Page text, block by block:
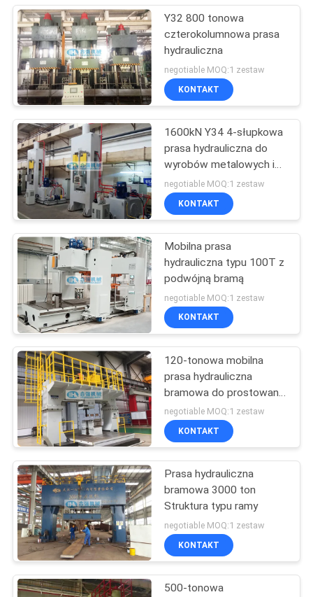
Maszyna do gięcia
blach
Maszyna do
prostowania płyt
13
Gramofon kolejowy
Podnośniki kolejowe
Y32 800 tonowa
czterokolumnowa prasa
hydrauliczna
negotiable MOQ:1 zestaw
KONTAKT
1600kN Y34 4-słupkowa
prasa hydrauliczna do
wyrobów metalowych i
plastikowych
negotiable MOQ:1 zestaw
KONTAKT
Mobilna prasa
hydrauliczna typu 100T z
podwójną bramą
negotiable MOQ:1 zestaw
KONTAKT
120-tonowa mobilna
prasa hydrauliczna
bramowa do prostowania
przedmiotu obrabianego
negotiable MOQ:1 zestaw
KONTAKT
Prasa hydrauliczna
bramowa 3000 ton
Struktura typu ramy
negotiable MOQ:1 zestaw
KONTAKT
500-tonowa